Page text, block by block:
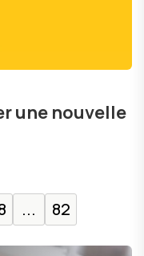
une nouvelle
... 82